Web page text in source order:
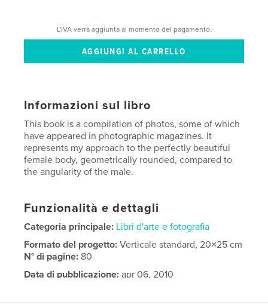
L'IVA verrà aggiunta al momento del pagamento.
Informazioni sul libro
This book is a compilation of photos, some of which
have appeared in photographic magazines. It
represents my approach to the perfectly beautiful
female body, geometrically rounded, compared to
the angularity of the male.
Funzionalità e dettagli
Categoria principale: Libri d'arte e fotografia
Formato del progetto:Verticale standard, 20×25 cm
N° di pagine: 80
Data di pubblicazione: apr 06, 2010